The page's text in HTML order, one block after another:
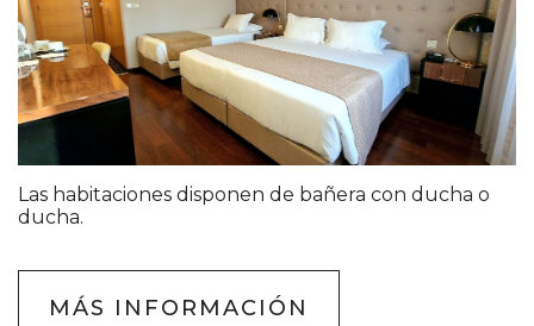
Las habitaciones disponen de bañera con ducha o
ducha.
MÁS INFORMACIÓN